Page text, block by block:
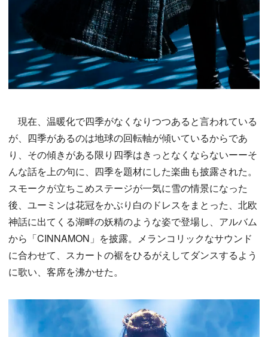
現在、温暖化で四季がなくなりつつあると言われている
が、四季があるのは地球の回転軸が傾いているからであ
り、その傾きがある限り四季はきっとなくならないーーそ
んな話を上の句に、四季を題材にした楽曲も披露された。
スモークが立ちこめステージが一気に雪の情景になった
後、ユーミンは花冠をかぶり白のドレスをまとった、北欧
神話に出てくる湖畔の妖精のような姿で登場し、アルバム
から「CINNAMON」を披露。メランコリックなサウンド
に合わせて、スカートの裾をひるがえしてダンスするよう
に歌い、客席を沸かせた。